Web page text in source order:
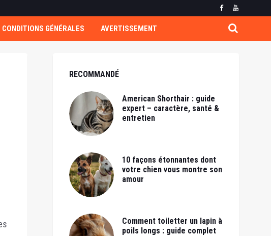
CONDITIONS GÉNÉRALES AVERTISSEMENT
RECOMMANDÉ
American Shorthair : guide
expert – caractère, santé &
entretien
10 façons étonnantes dont
votre chien vous montre son
amour
Comment toiletter un lapin à
poils longs : guide complet